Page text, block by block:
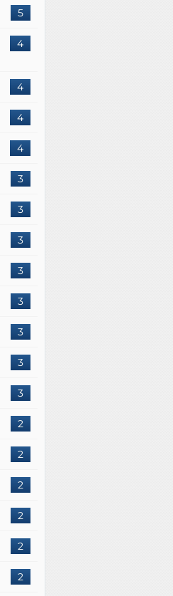
5
4
4
4
4
3
3
3
3
3
3
3
3
2
2
2
2
2
2